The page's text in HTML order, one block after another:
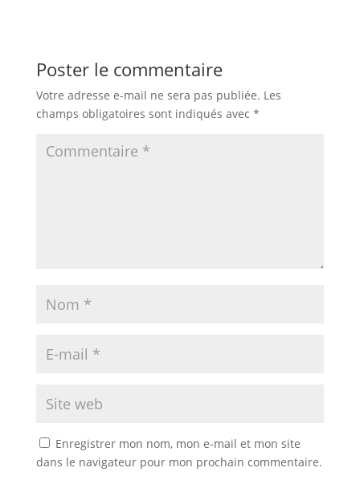
Poster le commentaire
Votre adresse e-mail ne sera pas publiée. Les
champs obligatoires sont indiqués avec *
Enregistrer mon nom, mon e-mail et mon site
dans le navigateur pour mon prochain commentaire.